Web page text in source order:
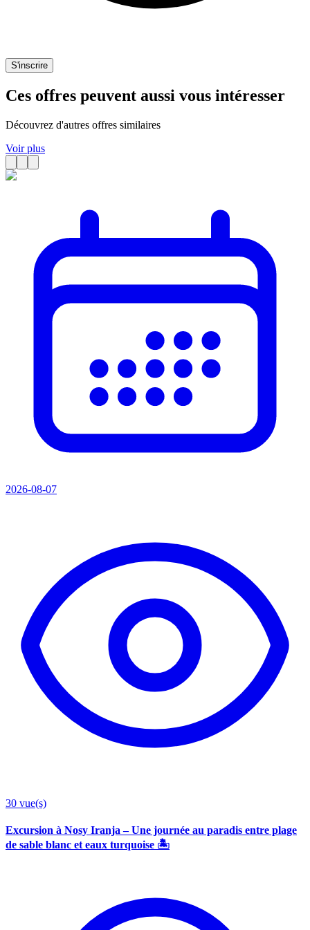
S'inscrire
Ces offres peuvent aussi vous intéresser
Découvrez d'autres offres similaires
Voir plus
2026-08-07
30 vue(s)
Excursion à Nosy Iranja – Une journée au paradis entre plage
de sable blanc et eaux turquoise 🏝️